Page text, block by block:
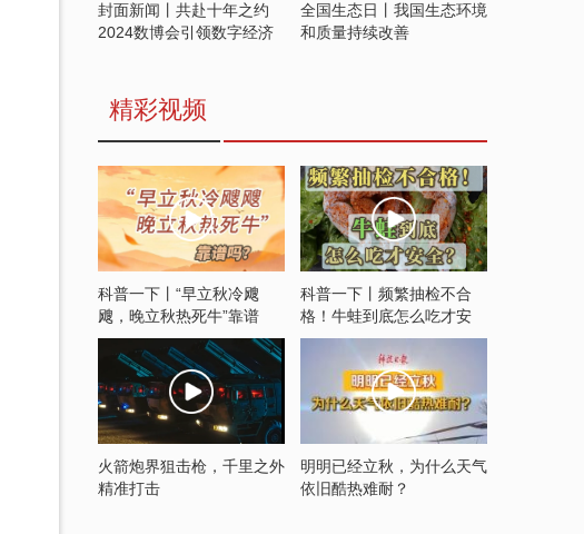
封面新闻丨共赴十年之约
2024数博会引领数字经济
全国生态日丨我国生态环境
和质量持续改善
精彩视频
科普一下丨“早立秋冷飕
飕，晚立秋热死牛”靠谱
吗？
科普一下丨频繁抽检不合
格！牛蛙到底怎么吃才安
全？
火箭炮界狙击枪，千里之外
精准打击
明明已经立秋，为什么天气
依旧酷热难耐？